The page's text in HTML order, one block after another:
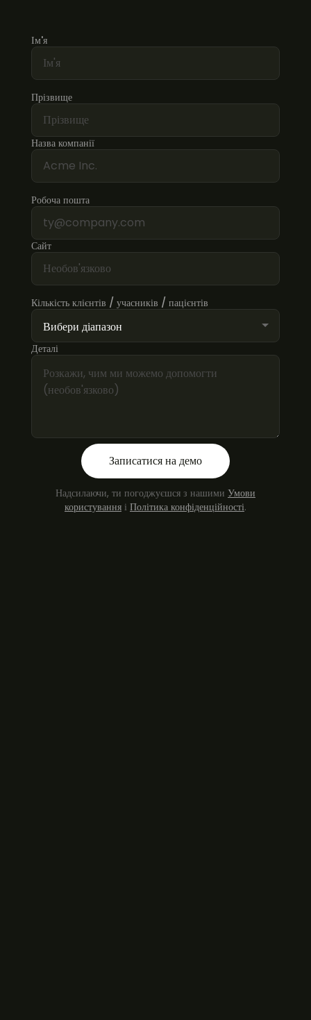
Ім'я
Прізвище
Назва компанії
Робоча пошта
Сайт
Кількість клієнтів / учасників / пацієнтів
Деталі
Записатися на демо
Надсилаючи, ти погоджуєшся з нашими Умови
користування і Політика конфіденційності.